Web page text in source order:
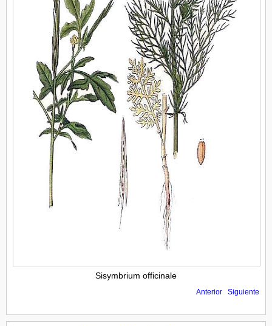
Sisymbrium officinale
Anterior Siguiente